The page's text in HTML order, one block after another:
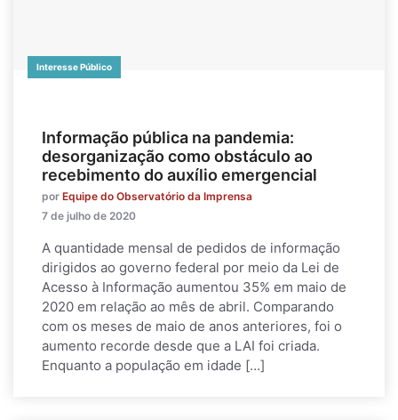
Interesse Público
Informação pública na pandemia:
desorganização como obstáculo ao
recebimento do auxílio emergencial
por Equipe do Observatório da Imprensa
7 de julho de 2020
A quantidade mensal de pedidos de informação
dirigidos ao governo federal por meio da Lei de
Acesso à Informação aumentou 35% em maio de
2020 em relação ao mês de abril. Comparando
com os meses de maio de anos anteriores, foi o
aumento recorde desde que a LAI foi criada.
Enquanto a população em idade […]